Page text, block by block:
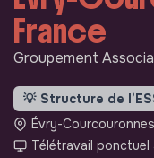
France
Groupement
💡 Structure de
Évry-
Télétravail ponctuel